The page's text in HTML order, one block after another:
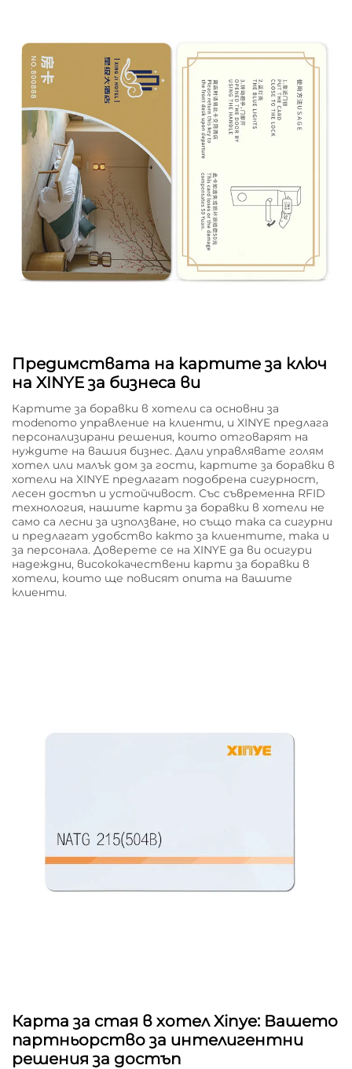
Предимствата на картите за ключ
на XINYE за бизнеса ви
Картите за боравки в хотели са основни за
modenото управление на клиенти, и XINYE предлага
персонализирани решения, които отговарят на
нуждите на вашия бизнес. Дали управлявате голям
хотел или малък дом за гости, картите за боравки в
хотели на XINYE предлагат подобрена сигурност,
лесен достъп и устойчивост. Със съвременна RFID
технология, нашите карти за боравки в хотели не
само са лесни за използване, но също така са сигурни
и предлагат удобство както за клиентите, така и
за персонала. Доверете се на XINYE да ви осигури
надеждни, висококачествени карти за боравки в
хотели, които ще повисят опита на вашите
клиенти.
Карта за стая в хотел Xinye: Вашето
партньорство за интелигентни
решения за достъп